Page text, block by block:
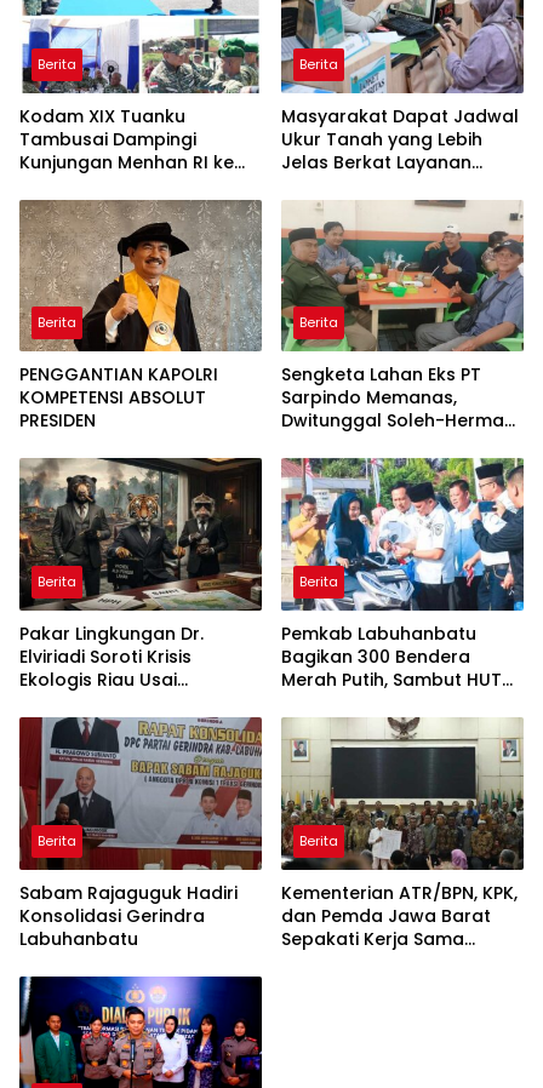
Berita
Kodam XIX Tuanku
Tambusai Dampingi
Kunjungan Menhan RI ke
Perkuat Pembangunan
Satuan
Berita
Masyarakat Dapat Jadwal
Ukur Tanah yang Lebih
Jelas Berkat Layanan
Berita
PENGGANTIAN KAPOLRI
KOMPETENSI ABSOLUT
PRESIDEN
Berita
Sengketa Lahan Eks PT
Sarpindo Memanas,
Dwitunggal Soleh-Herman
ke Pulau Rupat
Berita
Pakar Lingkungan Dr.
Elviriadi Soroti Krisis
Ekologis Riau Usai
Monyet, Harimau, dan
Beruang Terhadap Warga
Berita
Pemkab Labuhanbatu
Bagikan 300 Bendera
Merah Putih, Sambut HUT
Berita
Sabam Rajaguguk Hadiri
Konsolidasi Gerindra
Labuhanbatu
Berita
Kementerian ATR/BPN, KPK,
dan Pemda Jawa Barat
Sepakati Kerja Sama